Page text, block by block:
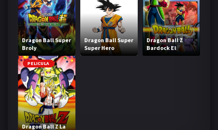
Dragon Ball Super
Broly
Dragon Ball Super
Super Hero
Dragon Ball Z
Bardock El
legendario Super
PELICULA
Dragon Ball Z La